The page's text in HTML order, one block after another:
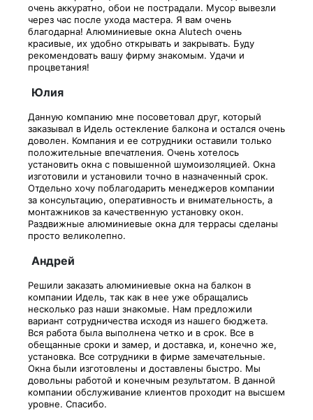
очень аккуратно, обои не пострадали. Мусор вывезли
через час после ухода мастера. Я вам очень
благодарна! Алюминиевые окна Alutech очень
красивые, их удобно открывать и закрывать. Буду
рекомендовать вашу фирму знакомым. Удачи и
процветания!
Юлия
Данную компанию мне посоветовал друг, который
заказывал в Идель остекление балкона и остался очень
доволен. Компания и ее сотрудники оставили только
положительные впечатления. Очень хотелось
установить окна с повышенной шумоизоляцией. Окна
изготовили и установили точно в назначенный срок.
Отдельно хочу поблагодарить менеджеров компании
за консультацию, оперативность и внимательность, а
монтажников за качественную установку окон.
Раздвижные алюминиевые окна для террасы сделаны
просто великолепно.
Андрей
Решили заказать алюминиевые окна на балкон в
компании Идель, так как в нее уже обращались
несколько раз наши знакомые. Нам предложили
вариант сотрудничества исходя из нашего бюджета.
Вся работа была выполнена четко и в срок. Все в
обещанные сроки и замер, и доставка, и, конечно же,
установка. Все сотрудники в фирме замечательные.
Окна были изготовлены и доставлены быстро. Мы
довольны работой и конечным результатом. В данной
компании обслуживание клиентов проходит на высшем
уровне. Спасибо.